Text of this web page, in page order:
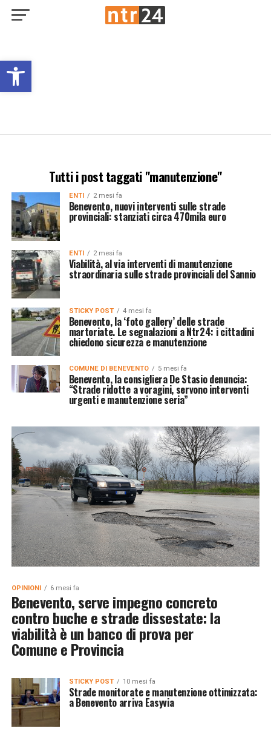
Open toolbar
Tutti i post taggati "manutenzione"
ENTI 2 mesi fa
Benevento, nuovi interventi sulle strade
provinciali: stanziati circa 470mila euro
ENTI 2 mesi fa
Viabilità, al via interventi di manutenzione
straordinaria sulle strade provinciali del Sannio
STICKY POST 4 mesi fa
Benevento, la ‘foto gallery’ delle strade
martoriate. Le segnalazioni a Ntr24: i cittadini
chiedono sicurezza e manutenzione
COMUNE DI BENEVENTO 5 mesi fa
Benevento, la consigliera De Stasio denuncia:
“Strade ridotte a voragini, servono interventi
urgenti e manutenzione seria”
OPINIONI 6 mesi fa
Benevento, serve impegno concreto
contro buche e strade dissestate: la
viabilità è un banco di prova per
Comune e Provincia
STICKY POST 10 mesi fa
Strade monitorate e manutenzione ottimizzata:
a Benevento arriva Easyvia